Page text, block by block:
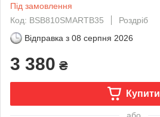
Під замовлення
Код: BSB810SMARTB35
Роздріб
Відправка з 08 серпня 2026
3 380 ₴
Купити
або